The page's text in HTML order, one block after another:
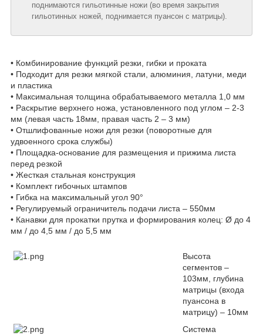
поднимаются гильотинные ножи (во время закрытия
гильотинных ножей, поднимается пуансон с матрицы).
• Комбинирование функций резки, гибки и проката
• Подходит для резки мягкой стали, алюминия, латуни, меди
и пластика
• Максимальная толщина обрабатываемого металла 1,0 мм
• Раскрытие верхнего ножа, установленного под углом – 2-3
мм (левая часть 18мм, правая часть 2 – 3 мм)
• Отшлифованные ножи для резки (поворотные для
удвоенного срока службы)
• Площадка-основание для размещения и прижима листа
перед резкой
• Жесткая стальная конструкция
• Комплект гибочных штампов
• Гибка на максимальный угол 90°
• Регулируемый ограничитель подачи листа – 550мм
• Канавки для прокатки прутка и формирования колец: Ø до 4
мм / до 4,5 мм / до 5,5 мм
Высота
сегментов –
103мм, глубина
матрицы (входа
пуансона в
матрицу) – 10мм
Система